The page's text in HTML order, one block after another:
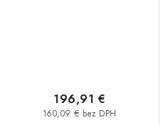
160,09 € bez DPH
196,91 €